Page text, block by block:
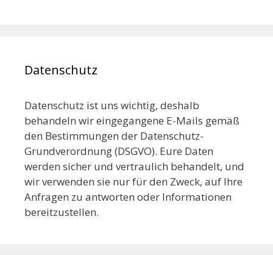
Datenschutz
Datenschutz ist uns wichtig, deshalb
behandeln wir eingegangene E-Mails gemäß
den Bestimmungen der Datenschutz-
Grundverordnung (DSGVO). Eure Daten
werden sicher und vertraulich behandelt, und
wir verwenden sie nur für den Zweck, auf Ihre
Anfragen zu antworten oder Informationen
bereitzustellen.